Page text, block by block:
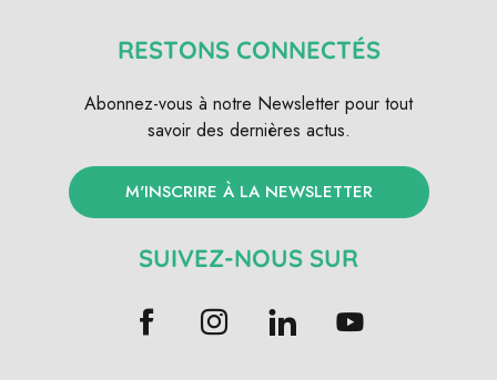
RESTONS CONNECTÉS
Abonnez-vous à notre Newsletter pour tout
savoir des dernières actus.
M'INSCRIRE À LA NEWSLETTER
SUIVEZ-NOUS SUR